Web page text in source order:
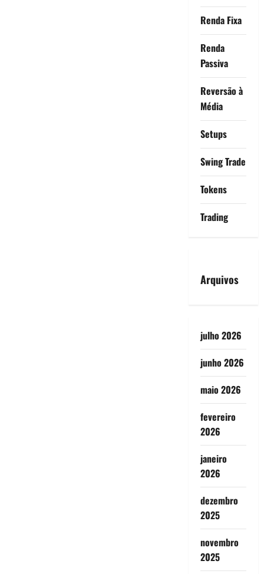
Renda Fixa
Renda
Passiva
Reversão à
Média
Setups
Swing Trade
Tokens
Trading
Arquivos
julho 2026
junho 2026
maio 2026
fevereiro
2026
janeiro
2026
dezembro
2025
novembro
2025